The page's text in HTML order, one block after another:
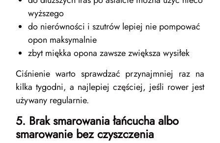
wyższego
do nierówności i szutrów lepiej nie pompować
opon maksymalnie
zbyt miękka opona zawsze zwiększa wysiłek
Ciśnienie warto sprawdzać przynajmniej raz na
kilka tygodni, a najlepiej częściej, jeśli rower jest
używany regularnie.
5. Brak smarowania łańcucha albo
smarowanie bez czyszczenia